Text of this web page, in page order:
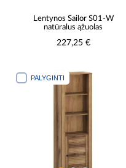
Lentynos Sailor S01-W
natūralus ąžuolas
227,25 €
PALYGINTI